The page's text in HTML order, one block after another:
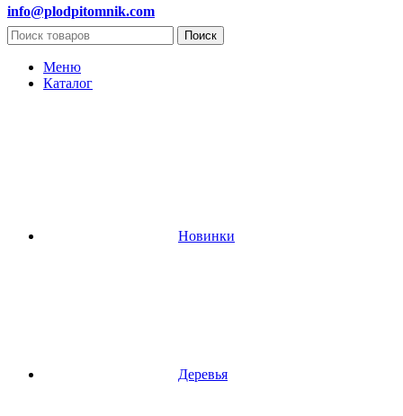
info@plodpitomnik.com
Поиск
Меню
Каталог
Новинки
Деревья